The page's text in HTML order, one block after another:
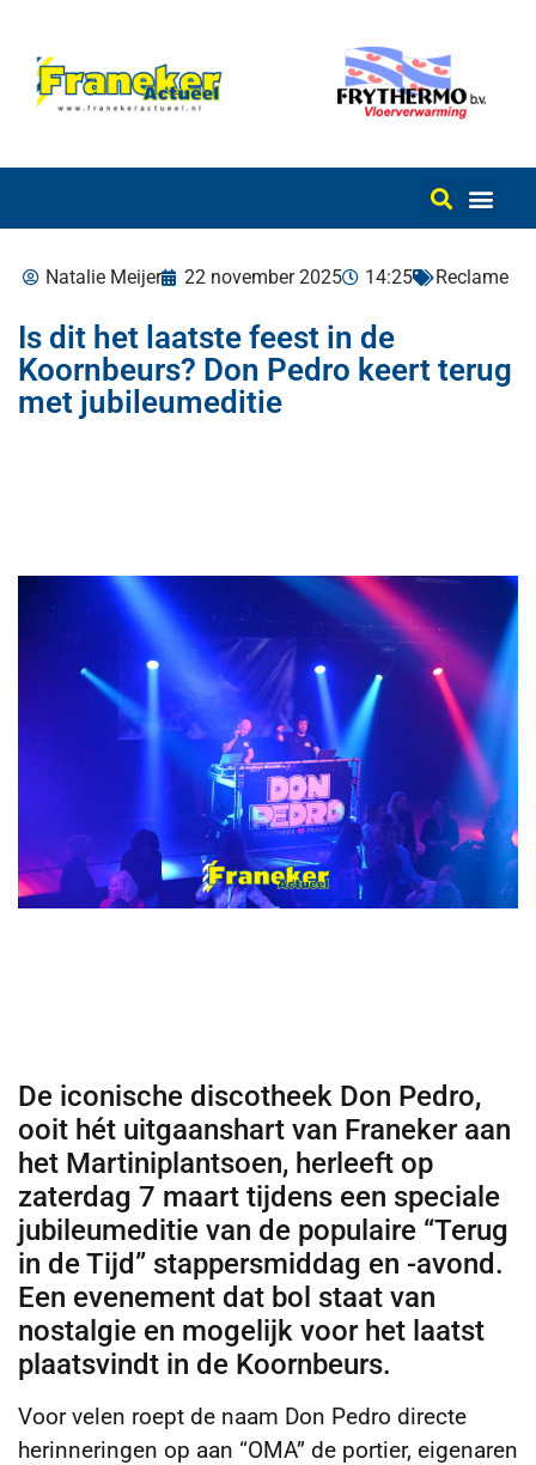
Natalie Meijer 22 november 2025 14:25 Reclame
Is dit het laatste feest in de
Koornbeurs? Don Pedro keert terug
met jubileumeditie
De iconische discotheek Don Pedro,
ooit hét uitgaanshart van Franeker aan
het Martiniplantsoen, herleeft op
zaterdag 7 maart tijdens een speciale
jubileumeditie van de populaire “Terug
in de Tijd” stappersmiddag en -avond.
Een evenement dat bol staat van
nostalgie en mogelijk voor het laatst
plaatsvindt in de Koornbeurs.
Voor velen roept de naam Don Pedro directe
herinneringen op aan “OMA” de portier, eigenaren